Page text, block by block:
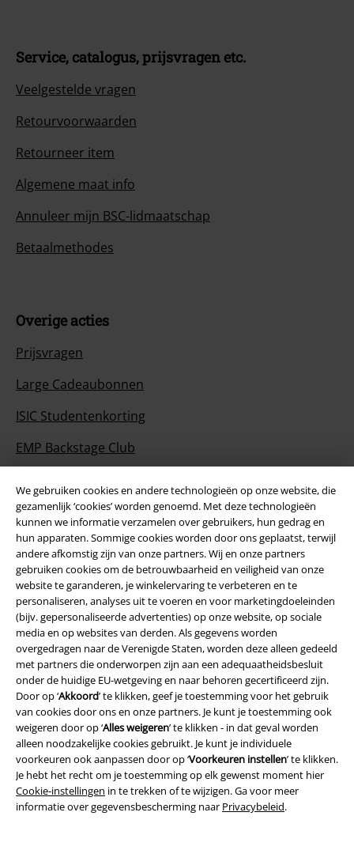
We gebruiken cookies en andere technologieën op onze website, die
gezamenlijk ‘cookies’ worden genoemd. Met deze technologieën
kunnen we informatie verzamelen over gebruikers, hun gedrag en
hun apparaten. Sommige cookies worden door ons geplaatst, terwijl
andere afkomstig zijn van onze partners. Wij en onze partners
gebruiken cookies om de betrouwbaarheid en veiligheid van onze
website te garanderen, je winkelervaring te verbeteren en te
personaliseren, analyses uit te voeren en voor marketingdoeleinden
(bijv. gepersonaliseerde advertenties) op onze website, op sociale
media en op websites van derden. Als gegevens worden
overgedragen naar de Verenigde Staten, worden deze alleen gedeeld
met partners die onderworpen zijn aan een adequaatheidsbesluit
onder de huidige EU-wetgeving en naar behoren gecertificeerd zijn.
Door op ‘Akkoord’ te klikken, geef je toestemming voor het gebruik
van cookies door ons en onze partners. Je kunt je toestemming ook
weigeren door op ‘Alles weigeren’ te klikken - in dat geval worden
alleen noodzakelijke cookies gebruikt. Je kunt je individuele
voorkeuren ook aanpassen door op ‘Voorkeuren instellen’ te klikken.
Je hebt het recht om je toestemming op elk gewenst moment hier
Cookie-instellingen in te trekken of te wijzigen. Ga voor meer
informatie over gegevensbescherming naar Privacybeleid.
Service, catalogus, prijsvragen etc.
Veelgestelde vragen
Retourvoorwaarden
Retourneer item
Algemene maat info
Annuleer mijn BSC-lidmaatschap
Betaalmethodes
Overige acties
Prijsvragen
Large Cadeaubonnen
ISIC Studentenkorting
EMP Backstage Club
Over Large
Partnerprogramma's
Duurzaamheid
Maak deel uit van de community!